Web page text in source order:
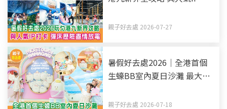
更新）
親子好去處 2026-07-27
暑假好去處2026｜全港首個
生蠔BB室內夏日沙灘 最大室
親子好去處 2026-07-18